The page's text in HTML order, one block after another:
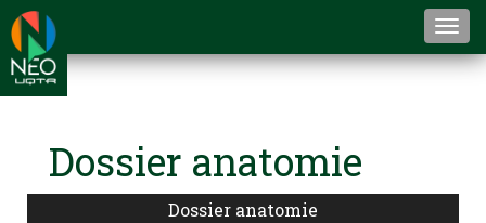
Dossier anatomie
Dossier anatomie